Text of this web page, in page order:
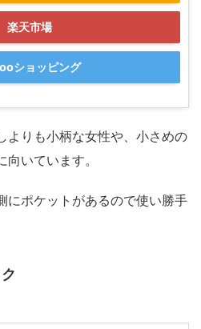
楽天市場
ショッピング
よりも小柄な女性や、小さめの
いています。
にポケットがあるので使い勝手